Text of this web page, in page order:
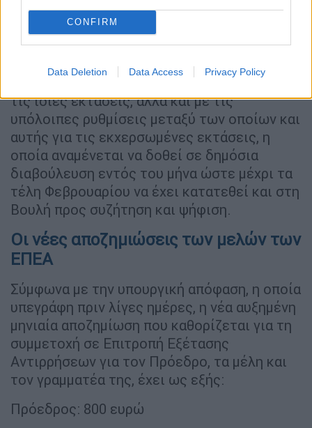
CONFIRM
Data Deletion Data Access Privacy Policy
καθώςποσοστό περίπου 30% του συνόλου
εκτιμάται ότι θα προχωρήσουν ως πρόδηλα
σφάλματαμετά την εισαγωγή τους στον
Δασικό Χάρτη καθώς πολλοί ιδιοκτήτες
είχαν υποβάλει αντιρρήσεις που αφορούν
τις ίδιες εκτάσεις, αλλά και με τις
υπόλοιπες ρυθμίσεις μεταξύ των οποίων και
αυτής για τις εκχερσωμένες εκτάσεις, η
οποία αναμένεται να δοθεί σε δημόσια
διαβούλευση εντός του μήνα ώστε μέχρι τα
τέλη Φεβρουαρίου να έχει κατατεθεί και στη
Βουλή προς συζήτηση και ψήφιση.
Οι νέες αποζημιώσεις των μελών των
ΕΠΕΑ
Σύμφωνα με την υπουργική απόφαση, η οποία
υπεγράφη πριν λίγες ημέρες, η νέα αυξημένη
μηνιαία αποζημίωση που καθορίζεται για τη
συμμετοχή σε Επιτροπή Εξέτασης
Αντιρρήσεων για τον Πρόεδρο, τα μέλη και
τον γραμματέα της, έχει ως εξής:
Πρόεδρος: 800 ευρώ